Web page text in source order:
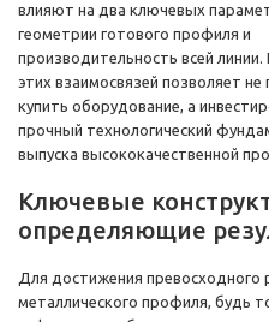
влияют на два ключевых
геометрии готового профиля и
производительность всей
этих взаимосвязей позволяет не
купить оборудование, а
прочный технологический
выпуска высококачественной
Ключевые
определяющие
Для достижения превосходного
металлического профиля, будь